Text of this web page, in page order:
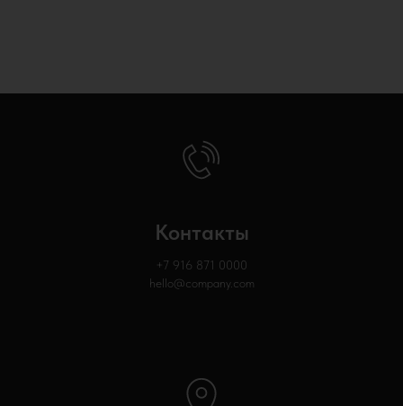
Контакты
+7 916 871 0000
hello@company.com